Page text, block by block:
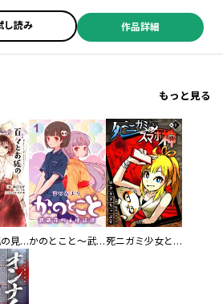
し読み 作品詳細
もっと見る
百々とお狐の見習い巫女生活【単行本版】 かのとこと～武蔵花町怪話譚～ 【連載版】 死ニガミ少女とスマホ神